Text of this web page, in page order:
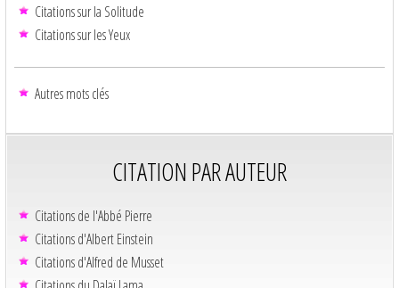
Citations sur la Solitude
Citations sur les Yeux
Autres mots clés
CITATION PAR AUTEUR
Citations de l'Abbé Pierre
Citations d'Albert Einstein
Citations d'Alfred de Musset